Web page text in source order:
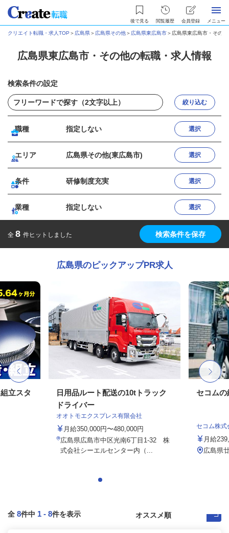
後で見る 閲覧履歴 会員登録 メニュー
クリエイト転職・求人TOP ＞ 広島県＞ 広島県その他＞ 広島県東広島市＞ 広島県東広島市・その
広島県東広島市・その他の転職・求人情報
検索条件の設定
絞り込む
職種 指定しない 選択
エリア 広島県その他(東広島市) 選択
条件 研修制度充実 選択
業種 指定しない 選択
全 8 件ヒットしました 検索条件を保存
広島県のピックアップPR求人
立スタ
日用品ルート配送の10tトラック
ドライバー
オオトモエクスプレス有限会社
月給350,000円〜480,000円
広島県広島市中区光南6丁目1-32 株
式会社シーエルセンター内（...
セコムの
セコム株式
月給
広島県
全 8件中 1 - 8件を表示